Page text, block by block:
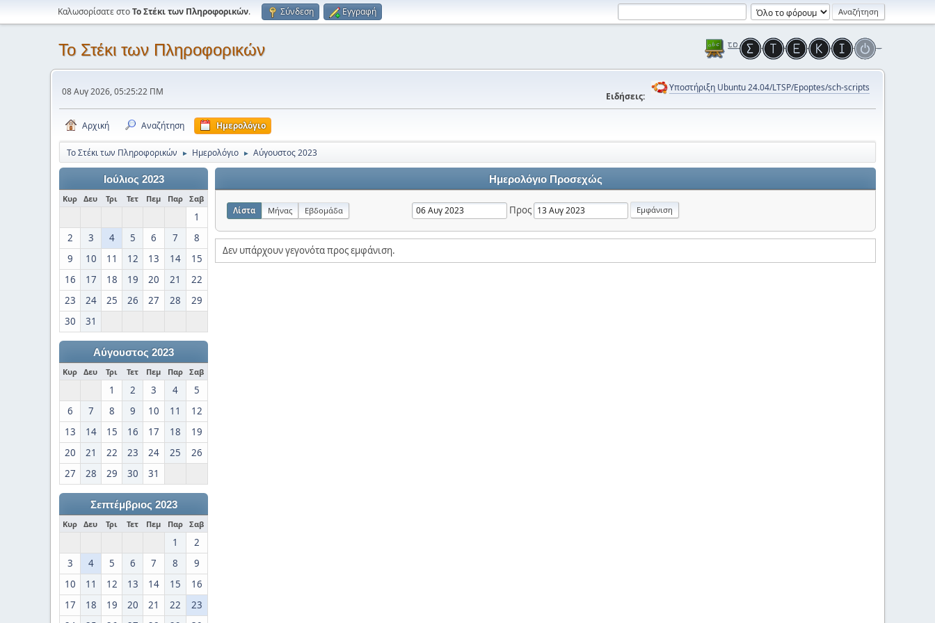
Καλωσορίσατε στοΤο Στέκι των Πληροφορικών. Σύνδεση Εγγραφή
Το Στέκι των Πληροφορικών
08 Αυγ 2026, 05:25:22 ΠΜ Ειδήσεις:
Υποστήριξη Ubuntu 24.04/LTSP/Epoptes/sch-scripts
Αρχική Αναζήτηση Ημερολόγιο
Το Στέκι των Πληροφορικών ► Ημερολόγιο ► Αύγουστος 2023
Ιούλιος 2023
Κυρ Δευ Τρι Τετ Πεμ Παρ Σαβ
1
2
3 4 5 6 7
8
9
10 11 12 13 14
15
16
17 18 19 20 21
22
23
24 25 26 27 28
29
30
31
Αύγουστος 2023
Κυρ Δευ Τρι Τετ Πεμ Παρ Σαβ
1 2 3 4
5
6
7 8 9 10 11
12
13
14 15 16 17 18
19
20
21 22 23 24 25
26
27
28 29 30 31
Σεπτέμβριος 2023
Κυρ Δευ Τρι Τετ Πεμ Παρ Σαβ
1
2
3
4 5 6 7 8
9
10
11 12 13 14 15
16
17
18 19 20 21 22
23
Ημερολόγιο Προσεχώς
Λίστα Μήνας Εβδομάδα Προς
Δεν υπάρχουν γεγονότα προς εμφάνιση.